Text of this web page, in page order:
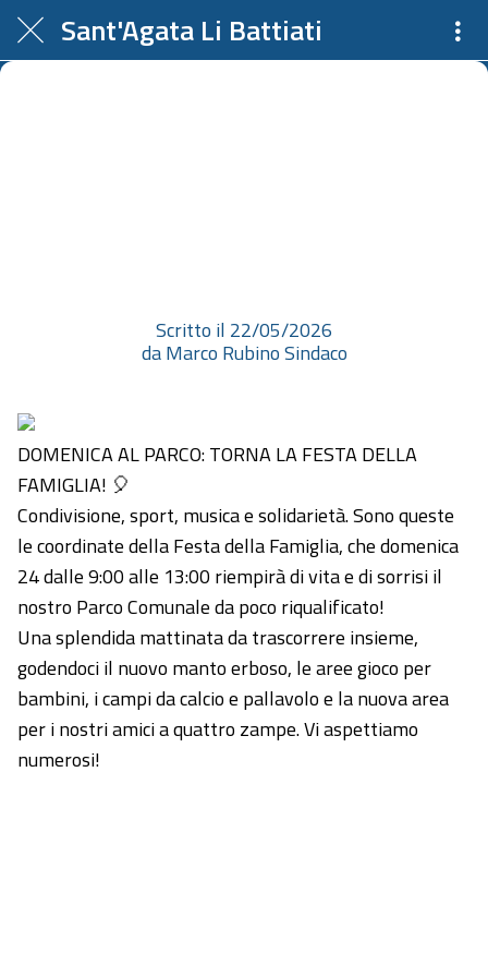
Sant'Agata Li Battiati
Scritto il 22/05/2026
da Marco Rubino Sindaco
DOMENICA AL PARCO: TORNA LA FESTA DELLA
FAMIGLIA! 🎈
Condivisione, sport, musica e solidarietà. Sono queste
le coordinate della Festa della Famiglia, che domenica
24 dalle 9:00 alle 13:00 riempirà di vita e di sorrisi il
nostro Parco Comunale da poco riqualificato!
Una splendida mattinata da trascorrere insieme,
godendoci il nuovo manto erboso, le aree gioco per
bambini, i campi da calcio e pallavolo e la nuova area
per i nostri amici a quattro zampe. Vi aspettiamo
numerosi!